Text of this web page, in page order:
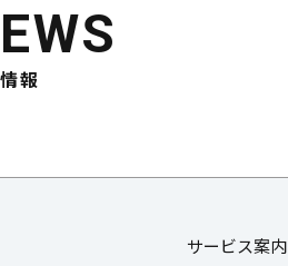
報
サービス案内